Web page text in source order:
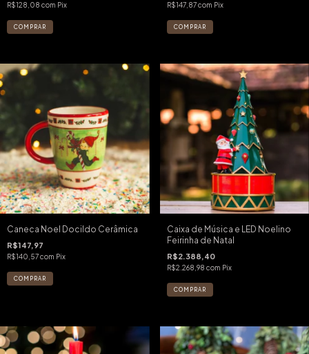
R$128,08 com Pix R$147,87com Pix
Caneca Noel Docildo Cerâmica
R$147,97
R$140,57com Pix
Caixa de Música e LED Noelino
Feirinha de Natal
R$2.388,40
R$2.268,98 com Pix